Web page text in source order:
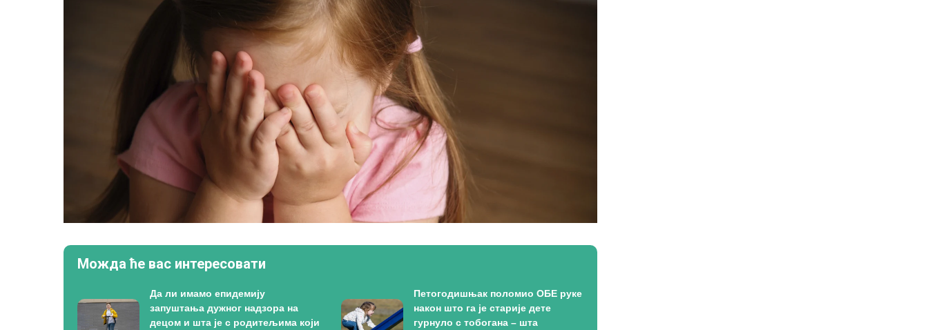
Можда ће вас интересовати
Да ли имамо епидемију
запуштања дужног надзора на
децом и шта је с родитељима који
Петогодишњак поломио ОБЕ руке
након што га је старије дете
гурнуло с тобогана – шта